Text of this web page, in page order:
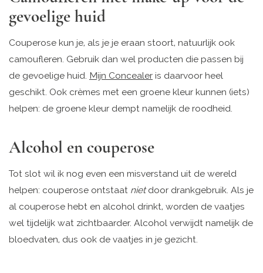
gevoelige huid
Couperose kun je, als je je eraan stoort, natuurlijk ook
camoufleren. Gebruik dan wel producten die passen bij
de gevoelige huid. Mijn Concealer is daarvoor heel
geschikt. Ook crèmes met een groene kleur kunnen (iets)
helpen: de groene kleur dempt namelijk de roodheid.
Alcohol en couperose
Tot slot wil ik nog even een misverstand uit de wereld
helpen: couperose ontstaat nietdoor drankgebruik. Als je
al couperose hebt en alcohol drinkt, worden de vaatjes
wel tijdelijk wat zichtbaarder. Alcohol verwijdt namelijk de
bloedvaten, dus ook de vaatjes in je gezicht.